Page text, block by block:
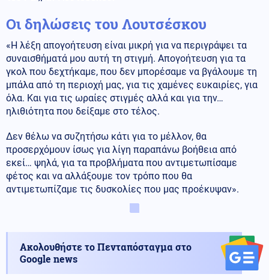
Οι δηλώσεις του Λουτσέσκου
«Η λέξη απογοήτευση είναι μικρή για να περιγράψει τα
συναισθήματά μου αυτή τη στιγμή. Απογοήτευση για τα
γκολ που δεχτήκαμε, που δεν μπορέσαμε να βγάλουμε τη
μπάλα από τη περιοχή μας, για τις χαμένες ευκαιρίες, για
όλα. Και για τις ωραίες στιγμές αλλά και για την…
ηλιθιότητα που δείξαμε στο τέλος.
Δεν θέλω να συζητήσω κάτι για το μέλλον, θα
προσερχόμουν ίσως για λίγη παραπάνω βοήθεια από
εκεί… ψηλά, για τα προβλήματα που αντιμετωπίσαμε
φέτος και να αλλάξουμε τον τρόπο που θα
αντιμετωπίζαμε τις δυσκολίες που μας προέκυψαν».
Ακολουθήστε το Πενταπόσταγμα στο
Google news